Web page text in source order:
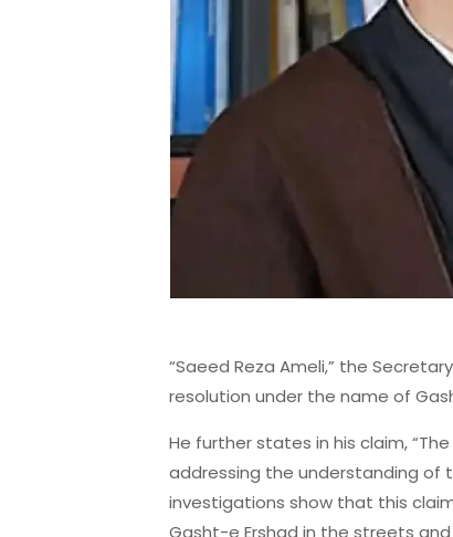
“Saeed Reza Ameli,” the
resolution under the name of
He further states in his claim,
addressing the understanding of
investigations show that this